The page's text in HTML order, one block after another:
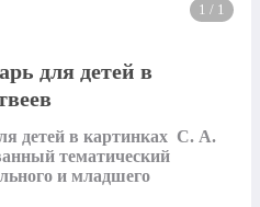
1 / 1
для детей в
детей в картинках  С. А.
тематический
и младшего